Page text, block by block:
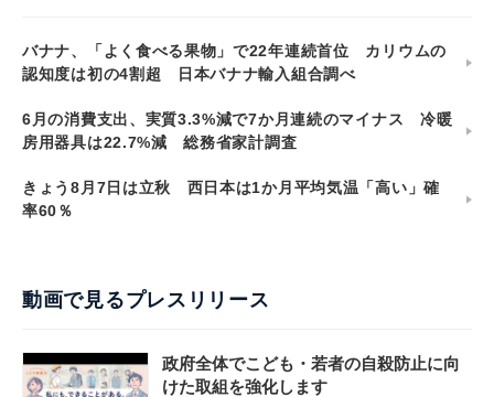
バナナ、「よく食べる果物」で22年連続首位 カリウムの
認知度は初の4割超 日本バナナ輸入組合調べ
6月の消費支出、実質3.3%減で7か月連続のマイナス 冷暖
房用器具は22.7%減 総務省家計調査
きょう8月7日は立秋 西日本は1か月平均気温「高い」確
率60％
動画で見るプレスリリース
政府全体でこども・若者の自殺防止に向
けた取組を強化します